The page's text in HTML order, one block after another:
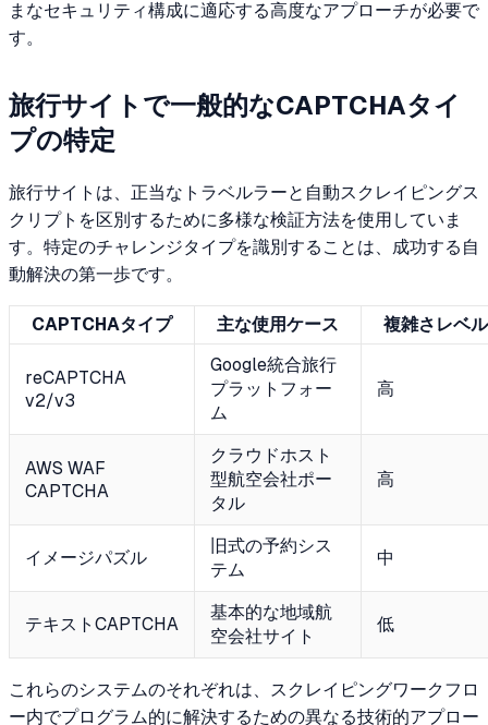
まなセキュリティ構成に適応する高度なアプローチが必要で
す。
旅行サイトで一般的なCAPTCHAタイ
プの特定
旅行サイトは、正当なトラベルラーと自動スクレイピングス
クリプトを区別するために多様な検証方法を使用していま
す。特定のチャレンジタイプを識別することは、成功する自
動解決の第一歩です。
CAPTCHAタイプ 主な使用ケース 複雑さレベル
reCAPTCHA
v2/v3
Google統合旅行
プラットフォー
ム
高
AWS WAF
CAPTCHA
クラウドホスト
型航空会社ポー
タル
高
イメージパズル
旧式の予約シス
テム
中
テキストCAPTCHA
基本的な地域航
空会社サイト
低
これらのシステムのそれぞれは、スクレイピングワークフロ
ー内でプログラム的に解決するための異なる技術的アプロー